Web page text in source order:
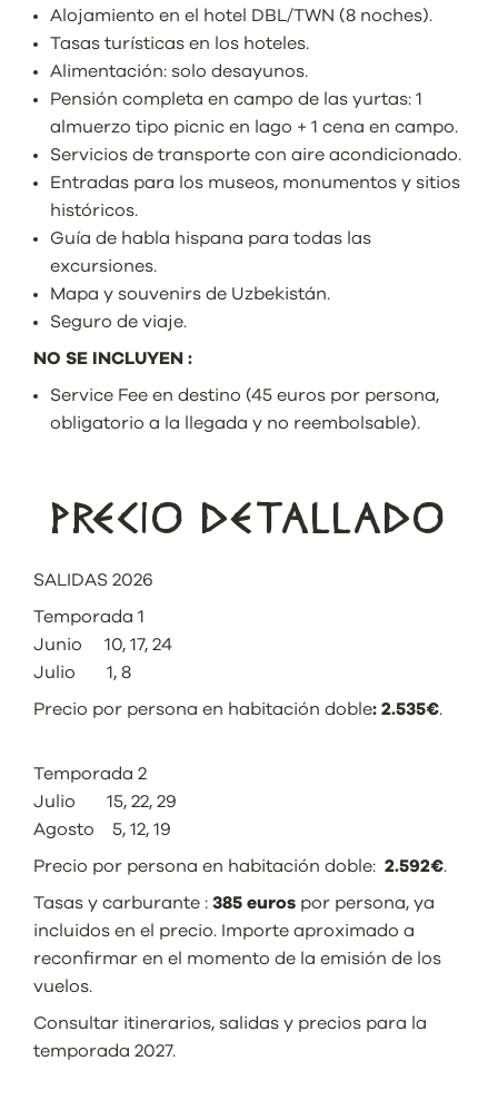
Alojamiento en el hotel DBL/TWN (8 noches).
Tasas turísticas en los hoteles.
Alimentación: solo desayunos.
Pensión completa en campo de las yurtas: 1
almuerzo tipo picnic en lago + 1 cena en campo.
Servicios de transporte con aire acondicionado.
Entradas para los museos, monumentos y sitios
históricos.
Guía de habla hispana para todas las
excursiones.
Mapa y souvenirs de Uzbekistán.
Seguro de viaje.
NO SE INCLUYEN :
Service Fee en destino (45 euros por persona,
obligatorio a la llegada y no reembolsable).
PRECIO DETALLADO
SALIDAS 2026
Temporada 1
Junio 10, 17, 24
Julio 1, 8
Precio por persona en habitación doble: 2.535€.
Temporada 2
Julio 15, 22, 29
Agosto 5, 12, 19
Precio por persona en habitación doble: 2.592€.
Tasas y carburante : 385 euros por persona, ya
incluidos en el precio. Importe aproximado a
reconfirmar en el momento de la emisión de los
vuelos.
Consultar itinerarios, salidas y precios para la
temporada 2027.